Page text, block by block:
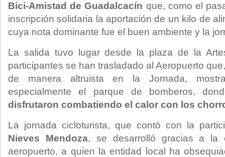
Bici-Amistad de Guadalcacín que, como el
inscripción solidaria la aportación de un kilo de
cuya nota dominante fue el buen ambiente y la
La salida tuvo lugar desde la plaza de la
participantes se han trasladado al Aeropuerto
de manera altruista en la Jornada,
especialmente el parque de bomberos,
disfrutaron combatiendo el calor con los
La jornada cicloturista, que contó con la
Nieves Mendoza, se desarrolló gracias a la
aeropuerto, a quien la entidad local ha